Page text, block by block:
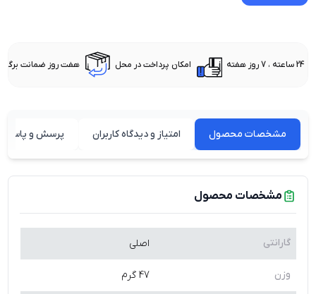
24 ساعته ، 7 روز هفته امکان پرداخت در محل هفت روز ضمانت
مشخصات محصول امتیاز و دیدگاه کاربران پرسش و پاسخ
مشخصات محصول
گارانتی اصلی
وزن 47 گرم